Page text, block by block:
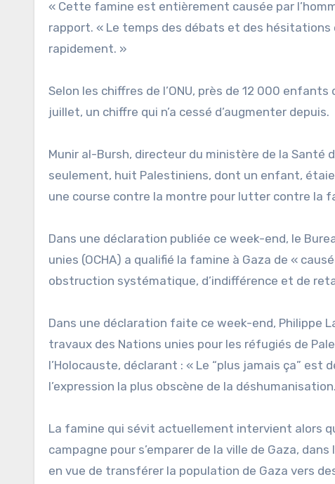
« Cette famine est entièrement causée par
rapport. « Le temps des débats et des
rapidement. »
Selon les chiffres de l’ONU, près de 12 000
juillet, un chiffre qui n’a cessé d’augmenter depuis.
Munir al-Bursh, directeur du ministère de la Santé
seulement, huit Palestiniens, dont un enfant,
une course contre la montre pour lutter contre la
Dans une déclaration publiée ce week-end, le
unies (OCHA) a qualifié la famine à Gaza de «
obstruction systématique, d’indifférence et de
Dans une déclaration faite ce week-end, Philippe
travaux des Nations unies pour les réfugiés de
l’Holocauste, déclarant : « Le “plus jamais ça”
l’expression la plus obscène de la
La famine qui sévit actuellement intervient alors
campagne pour s’emparer de la ville de Gaza,
en vue de transférer la population de Gaza vers